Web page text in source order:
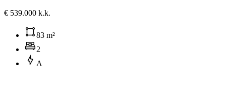
€ 539.000 k.k.
83 m²
2
A